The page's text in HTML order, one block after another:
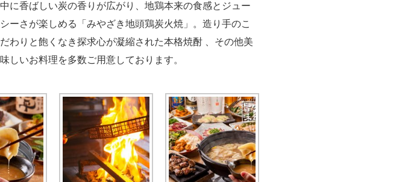
中に香ばしい炭の香りが広がり、地鶏本来の食感とジュー
シーさが楽しめる「みやざき地頭鶏炭火焼」。造り手のこ
だわりと飽くなき探求心が凝縮された本格焼酎 、その他美
味しいお料理を多数ご用意しております。